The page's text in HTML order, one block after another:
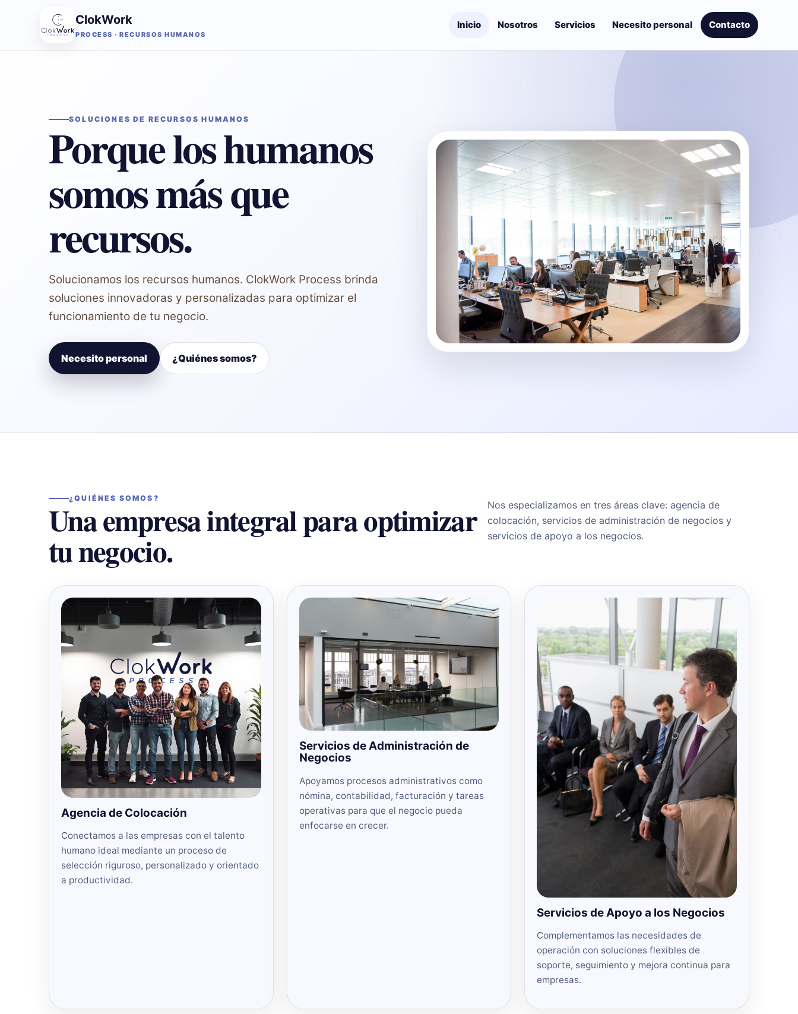
ClokWork
PROCESS · RECURSOS HUMANOS
Inicio Nosotros Servicios Necesito personal Contacto
SOLUCIONES DE RECURSOS HUMANOS
Porque los humanos
somos más que
recursos.
Solucionamos los recursos humanos. ClokWork Process brinda
soluciones innovadoras y personalizadas para optimizar el
funcionamiento de tu negocio.
Necesito personal ¿Quiénes somos?
¿QUIÉNES SOMOS?
Una empresa integral para optimizar
tu negocio.
Nos especializamos en tres áreas clave: agencia de
colocación, servicios de administración de negocios y
servicios de apoyo a los negocios.
Agencia de Colocación
Conectamos a las empresas con el talento
humano ideal mediante un proceso de
selección riguroso, personalizado y orientado
a productividad.
Servicios de Administración de
Negocios
Apoyamos procesos administrativos como
nómina, contabilidad, facturación y tareas
operativas para que el negocio pueda
enfocarse en crecer.
Servicios de Apoyo a los Negocios
Complementamos las necesidades de
operación con soluciones flexibles de
soporte, seguimiento y mejora continua para
empresas.